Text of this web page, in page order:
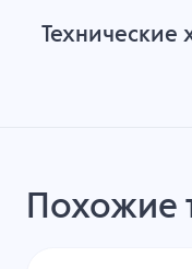
Технические
Похожие